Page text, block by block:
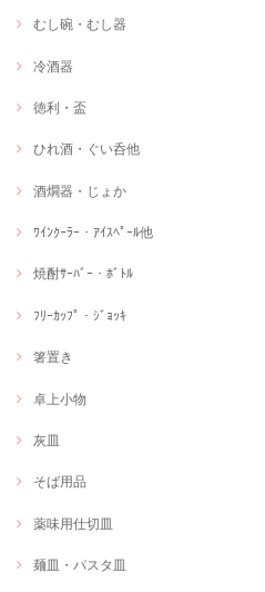
むし碗・むし器
冷酒器
徳利・盃
ひれ酒・ぐい呑他
酒燗器・じょか
ﾜｲﾝｸｰﾗｰ・ｱｲｽﾍﾟｰﾙ他
焼酎ｻｰﾊﾞｰ・ﾎﾞﾄﾙ
ﾌﾘｰｶｯﾌﾟ・ｼﾞｮｯｷ
箸置き
卓上小物
灰皿
そば用品
薬味用仕切皿
麺皿・パスタ皿